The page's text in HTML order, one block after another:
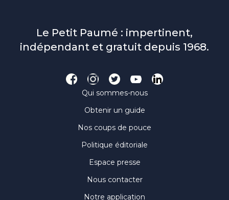
Le Petit Paumé : impertinent,
indépendant et gratuit depuis 1968.
Qui sommes-nous
Obtenir un guide
Nos coups de pouce
Politique éditoriale
Espace presse
Nous contacter
Notre application